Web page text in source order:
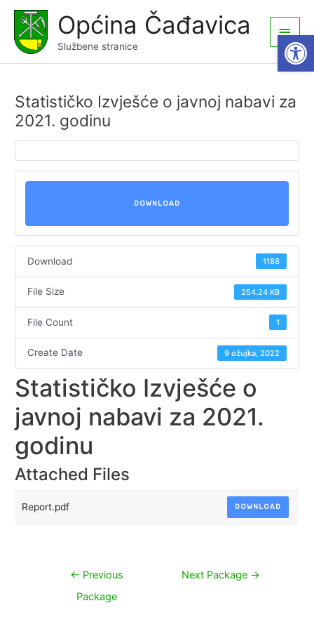
content
Općina Čađavica
Službene stranice
Main
Menu
Statističko Izvješće o javnoj nabavi za
2021. godinu
DOWNLOAD
Download 1188
File Size 254.24 KB
File Count 1
Create Date 9 ožujka, 2022
Statističko Izvješće o
javnoj nabavi za 2021.
godinu
Attached Files
Report.pdf DOWNLOAD
Navigacija
← Previous
Package
Next Package →